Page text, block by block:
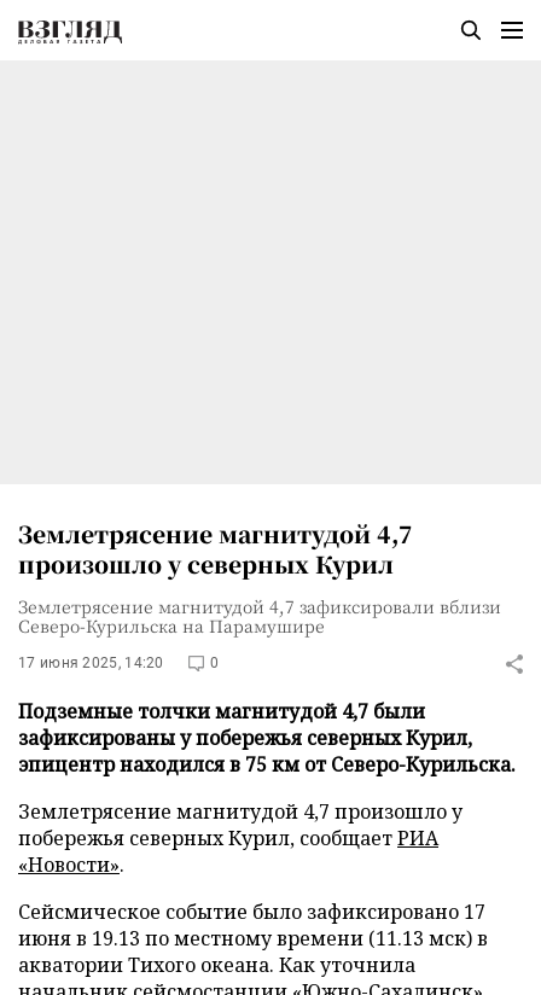
Землетрясение магнитудой 4,7
произошло у северных Курил
Землетрясение магнитудой 4,7 зафиксировали вблизи
Северо-Курильска на Парамушире
17 июня 2025, 14:20 0
Подземные толчки магнитудой 4,7 были
зафиксированы у побережья северных Курил,
эпицентр находился в 75 км от Северо-Курильска.
Землетрясение магнитудой 4,7 произошло у
побережья северных Курил, сообщаетРИА
«Новости».
Сейсмическое событие было зафиксировано 17
июня в 19.13 по местному времени (11.13 мск) в
акватории Тихого океана. Как уточнила